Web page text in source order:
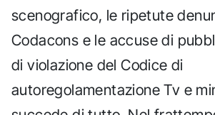
scenografico, le ripetute
Codacons e le accuse di
di violazione del Codice di
autoregolamentazione Tv e